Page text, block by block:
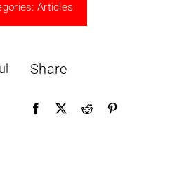
Articles
Share